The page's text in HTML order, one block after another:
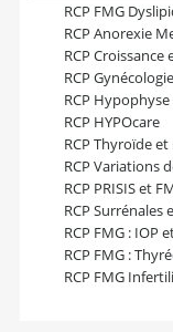
RCP FMG
RCP Anorexie
RCP
RCP
RCP
RCP HYPOcare
RCP Thyroïde
RCP Variations
RCP PRISIS et
RCP Surrénales
RCP FMG : IOP
RCP FMG :
RCP FMG